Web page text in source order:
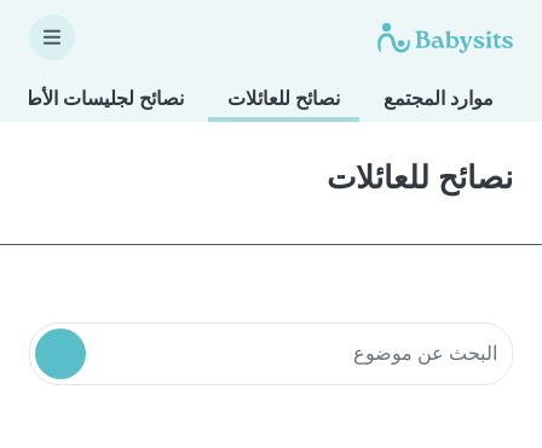
موارد المجتمع نصائح للعائلات نصائح لجليسات
نصائح للعائلات
البحث في موارد المجتمع